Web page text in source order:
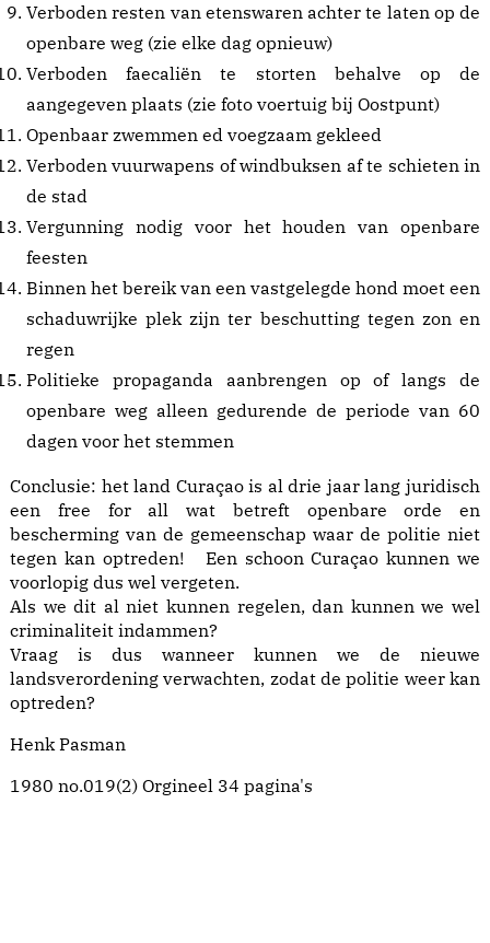
Verboden resten van etenswaren achter te laten op de
openbare weg (zie elke dag opnieuw)
Verboden faecaliën te storten behalve op de
aangegeven plaats (zie foto voertuig bij Oostpunt)
Openbaar zwemmen ed voegzaam gekleed
Verboden vuurwapens of windbuksen af te schieten in
de stad
Vergunning nodig voor het houden van openbare
feesten
Binnen het bereik van een vastgelegde hond moet een
schaduwrijke plek zijn ter beschutting tegen zon en
regen
Politieke propaganda aanbrengen op of langs de
openbare weg alleen gedurende de periode van 60
dagen voor het stemmen
Conclusie: het land Curaçao is al drie jaar lang juridisch
een free for all wat betreft openbare orde en
bescherming van de gemeenschap waar de politie niet
tegen kan optreden! Een schoon Curaçao kunnen we
voorlopig dus wel vergeten.
Als we dit al niet kunnen regelen, dan kunnen we wel
criminaliteit indammen?
Vraag is dus wanneer kunnen we de nieuwe
landsverordening verwachten, zodat de politie weer kan
optreden?
Henk Pasman
1980 no.019(2) Orgineel 34 pagina's